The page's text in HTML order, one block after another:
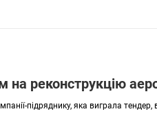
на реконструкцію
підряднику, яка виграла